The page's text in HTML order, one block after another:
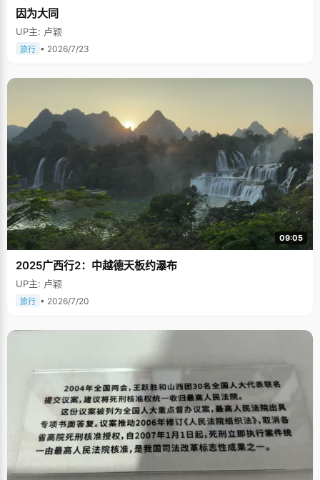
因为大同
UP主: 卢颖
旅行 • 2026/7/23
09:05
2025广西行2：中越德天板约瀑布
UP主: 卢颖
旅行 • 2026/7/20